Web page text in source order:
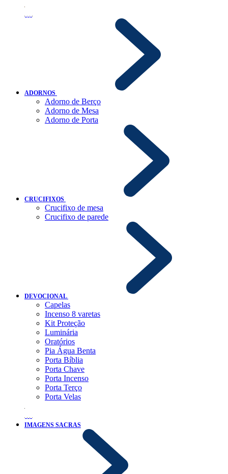
ADORNOS
Adorno de Berço
Adorno de Mesa
Adorno de Porta
CRUCIFIXOS
Crucifixo de mesa
Crucifixo de parede
DEVOCIONAL
Capelas
Incenso 8 varetas
Kit Proteção
Luminária
Oratórios
Pia Água Benta
Porta Bíblia
Porta Chave
Porta Incenso
Porta Terço
Porta Velas
IMAGENS SACRAS